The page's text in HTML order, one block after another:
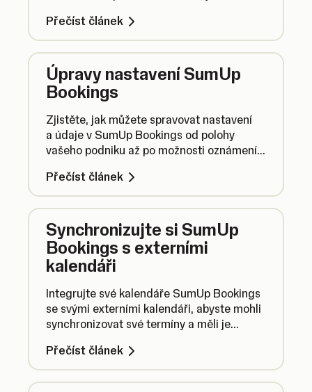
Přečíst článek
Úpravy nastavení SumUp
Bookings
Zjistěte, jak můžete spravovat nastavení
a údaje v SumUp Bookings od polohy
vašeho podniku až po možnosti oznámení,
změnách stavu rezervací.
Přečíst článek
Synchronizujte si SumUp
Bookings s externími
kalendáři
Integrujte své kalendáře SumUp Bookings
se svými externími kalendáři, abyste mohli
synchronizovat své termíny a měli je
Přečíst článek